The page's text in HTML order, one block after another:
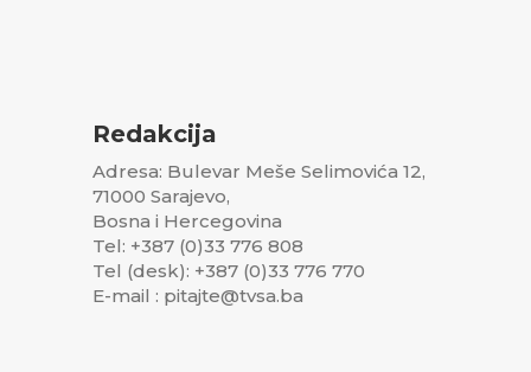
Redakcija
Adresa: Bulevar Meše Selimovića 12,
71000 Sarajevo,
Bosna i Hercegovina
Tel: +387 (0)33 776 808
Tel (desk): +387 (0)33 776 770
E-mail : pitajte@tvsa.ba